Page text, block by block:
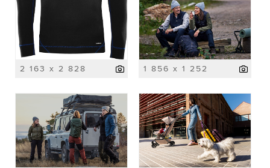
2 163 x 2 828 1 856 x 1 252